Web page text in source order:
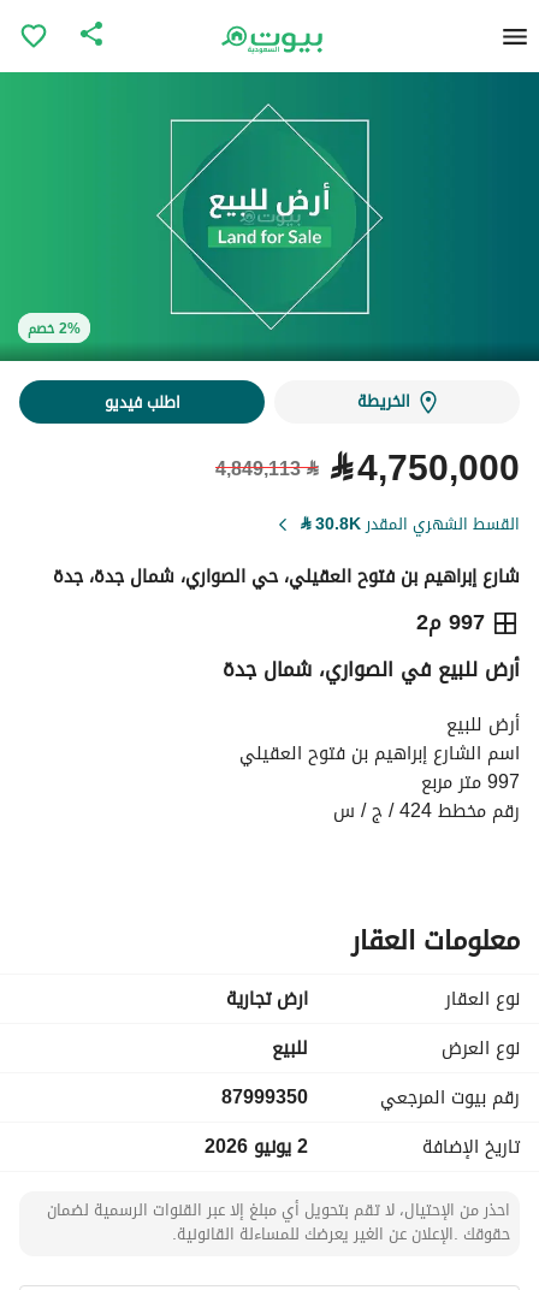
2% خصم
2% خصم
الخريطة اطلب فيديو
⃁4,750,000
⃁
4,849,113
القسط الشهري المقدر30.8K
⃁
شارع إبراهيم بن فتوح العقيلي، حي الصواري، شمال جدة، جدة
997 م2
⃁
4,750,000
التفاصيل معلومات ترخيص الإعلان
أرض للبيع في الصواري، شمال جدة
أرض للبيع
اسم الشارع إبراهيم بن فتوح العقيلي
997 متر مربع
رقم مخطط 424 / ج / س
معلومات العقار
نوع العقار
ارض تجارية
نوع العرض
للبيع
رقم بيوت المرجعي
87999350
تاريخ الإضافة
2 يونيو 2026
احذر من الإحتيال، لا تقم بتحويل أي مبلغ إلا عبر القنوات الرسمية لضمان
حقوقك .الإعلان عن الغير يعرضك للمساءلة القانونية.